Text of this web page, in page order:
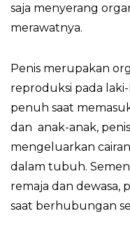
saja menyerang
merawatnya.
Penis merupakan
reproduksi pada
penuh saat
dan anak-anak,
mengeluarkan
dalam tubuh.
remaja dan dewasa,
saat berhubungan